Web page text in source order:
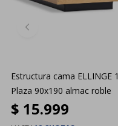
Estructura cama ELLINGE 1
Plaza 90x190 almac roble
$ 15.999